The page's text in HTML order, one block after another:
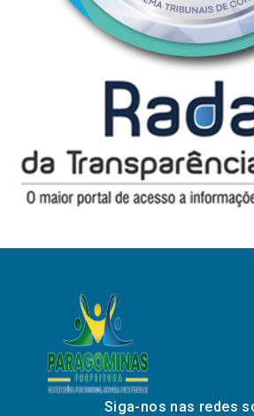
Siga-nos nas redes